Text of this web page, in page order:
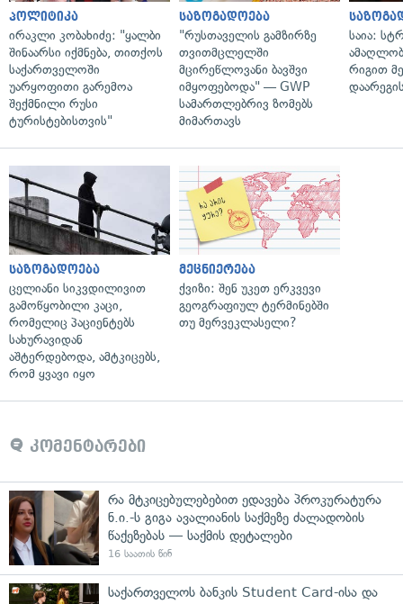
პოლიტიკა
ირაკლი კობახიძე: "ყალბი
შინაარსი იქმნება, თითქოს
საქართველოში
უარყოფითი გარემოა
შექმნილი რუსი
ტურისტებისთვის"
საზოგადოება
"რუსთაველის გამზირზე
თვითმცლელში
მცირეწლოვანი ბავშვი
იმყოფებოდა" — GWP
სამართლებრივ ზომებს
მიმართავს
საია:
რიგით
საზოგადოება
ცელიანი სიკვდილივით
გამოწყობილი კაცი,
რომელიც პაციენტებს
სახურავიდან
აშტერდებოდა, ამტკიცებს,
რომ ყვავი იყო
მეცნიერება
ქვიზი: შენ უკეთ ერკვევი
გეოგრაფიულ ტერმინებში
თუ მერვეკლასელი?
კომენტარები
რა მტკიცებულებებით ედავება პროკურატურა
ნ.ი.-ს გიგა ავალიანის საქმეზე ძალადობის
წაქეზებას — საქმის დეტალები
16 საათის წინ
საქართველოს ბანკის Student Card-ისა და